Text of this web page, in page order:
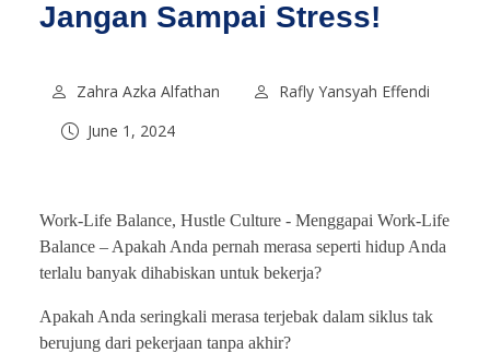
Jangan Sampai Stress!
Zahra Azka Alfathan
Rafly Yansyah Effendi
June 1, 2024
Work-Life Balance, Hustle Culture - Menggapai Work-Life
Balance – Apakah Anda pernah merasa seperti hidup Anda
terlalu banyak dihabiskan untuk bekerja?
Apakah Anda seringkali merasa terjebak dalam siklus tak
berujung dari pekerjaan tanpa akhir?